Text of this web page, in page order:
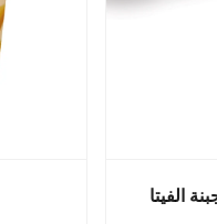
الفيتا